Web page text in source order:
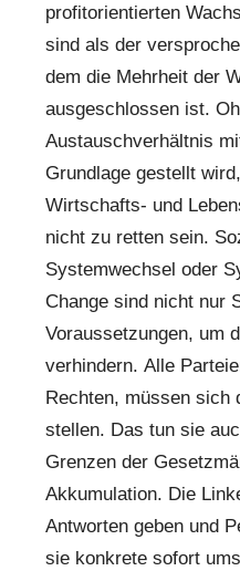
profitorientierten
sind als der
dem die Mehrheit der
ausgeschlossen ist.
Austauschverhältnis
Grundlage gestellt
Wirtschafts- und
nicht zu retten sein.
Systemwechsel oder
Change sind nicht nur
Voraussetzungen, um
verhindern. Alle
Rechten, müssen sich
stellen. Das tun sie
Grenzen der
Akkumulation. Die
Antworten geben und
sie konkrete sofort